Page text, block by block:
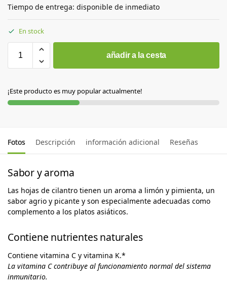
Tiempo de entrega: disponible de inmediato
En stock
añadir a la cesta
¡Este producto es muy popular actualmente!
Fotos Descripción información adicional Reseñas
Sabor y aroma
Las hojas de cilantro tienen un aroma a limón y pimienta, un
sabor agrio y picante y son especialmente adecuadas como
complemento a los platos asiáticos.
Contiene nutrientes naturales
Contiene vitamina C y vitamina K.*
La vitamina C contribuye al funcionamiento normal del sistema
inmunitario.